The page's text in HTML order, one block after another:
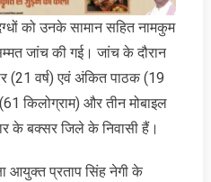
को उनके सामान सहित नामकुम
जांच की गई। जांच के दौरान
(21 वर्ष) एवं अंकित पाठक (19
किलोग्राम) और तीन मोबाइल
के बक्सर जिले के निवासी हैं।
आयुक्त प्रताप सिंह नेगी के